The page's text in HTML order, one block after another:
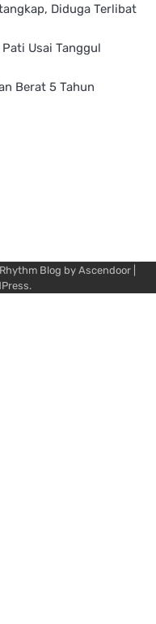
Diduga Terlibat
Usai Tanggul
Berat 5 Tahun
Rhythm Blog by Ascendoor
.